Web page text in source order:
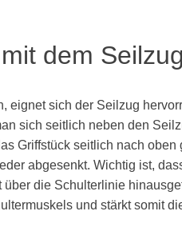
dem Seilzug
eignet sich der Seilzug
sich seitlich neben den
Griffstück seitlich nach oben
abgesenkt. Wichtig ist,
die Schulterlinie
und stärkt somit